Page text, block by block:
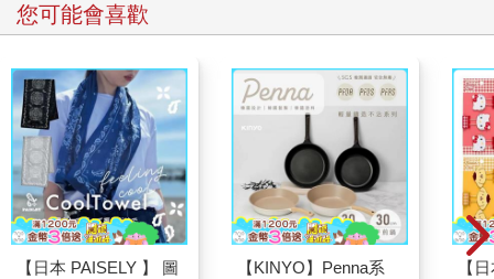
您可能會喜歡
【日本 PAISELY 】 圖
【KINYO】Penna系
【